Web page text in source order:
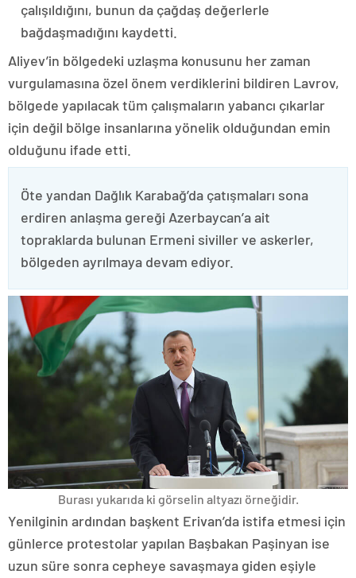
çalışıldığını, bunun da çağdaş değerlerle
bağdaşmadığını kaydetti.
Aliyev’in bölgedeki uzlaşma konusunu her zaman
vurgulamasına özel önem verdiklerini bildiren Lavrov,
bölgede yapılacak tüm çalışmaların yabancı çıkarlar
için değil bölge insanlarına yönelik olduğundan emin
olduğunu ifade etti.
Öte yandan Dağlık Karabağ’da çatışmaları sona
erdiren anlaşma gereği Azerbaycan’a ait
topraklarda bulunan Ermeni siviller ve askerler,
bölgeden ayrılmaya devam ediyor.
Burası yukarıda ki görselin altyazı örneğidir.
Yenilginin ardından başkent Erivan’da istifa etmesi için
günlerce protestolar yapılan Başbakan Paşinyan ise
uzun süre sonra cepheye savaşmaya giden eşiyle